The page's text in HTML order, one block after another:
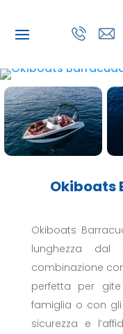
Okiboats
Okiboats
lunghezza
combinazione
perfetta per
famiglia o con
sicurezza e